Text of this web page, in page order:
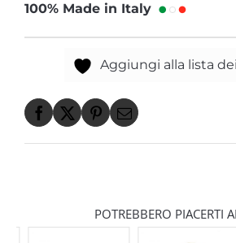
100% Made in Italy
Aggiungi alla lista
POTREBBERO PIACERTI